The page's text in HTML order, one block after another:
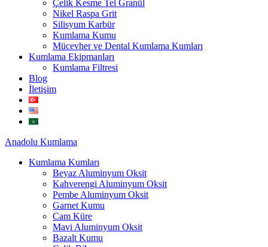
Çelik Kesme Tel Granül
Nikel Raspa Grit
Silisyum Karbür
Kumlama Kumu
Mücevher ve Dental Kumlama Kumları
Kumlama Ekipmanları
Kumlama Filtresi
Blog
İletişim
Anadolu Kumlama
Kumlama Kumları
Beyaz Aluminyum Oksit
Kahverengi Aluminyum Oksit
Pembe Aluminyum Oksit
Garnet Kumu
Cam Küre
Mavi Aluminyum Oksit
Bazalt Kumu